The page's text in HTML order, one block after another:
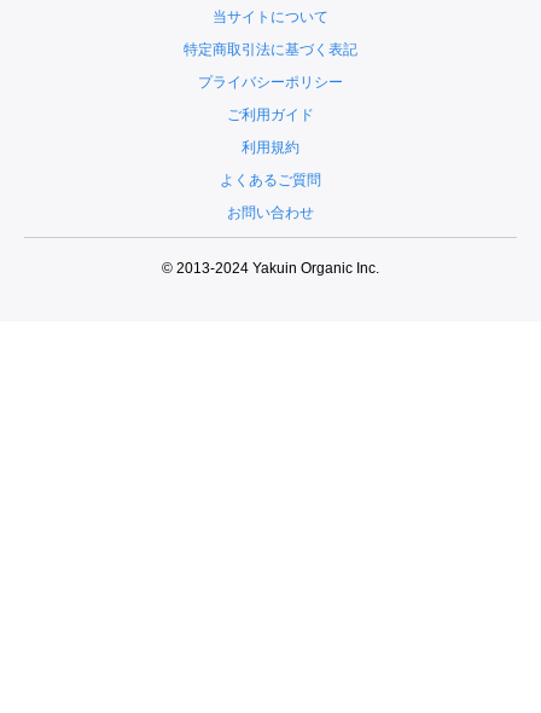
当サイトについて
特定商取引法に基づく表記
プライバシーポリシー
ご利用ガイド
利用規約
よくあるご質問
お問い合わせ
© 2013-2024 Yakuin Organic Inc.